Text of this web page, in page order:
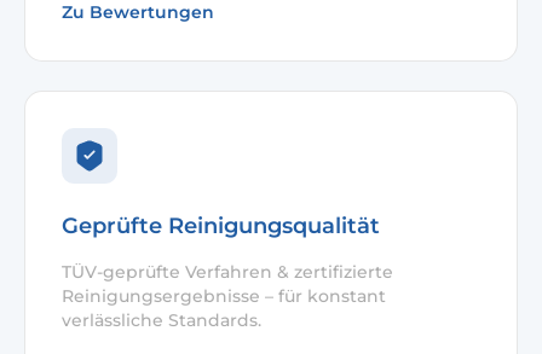
Zu Bewertungen
Geprüfte Reinigungsqualität
TÜV-geprüfte Verfahren & zertifizierte
Reinigungsergebnisse – für konstant
verlässliche Standards.